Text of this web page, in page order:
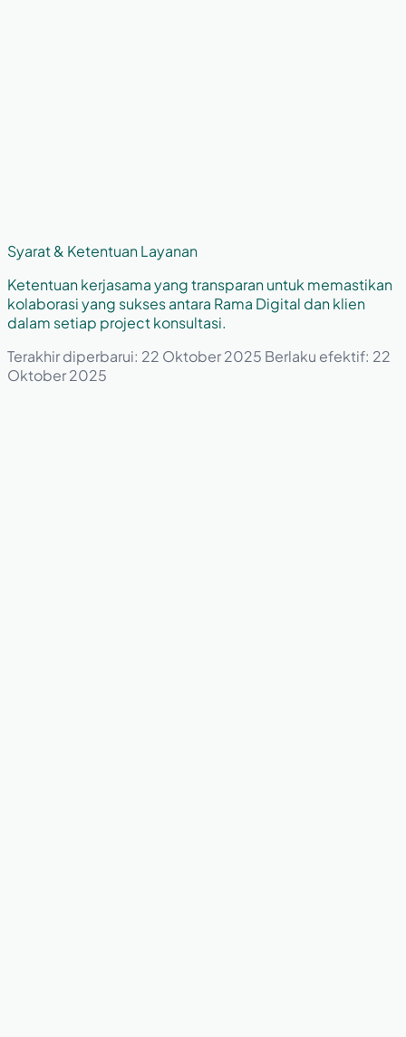
Syarat & Ketentuan Layanan
Ketentuan kerjasama yang transparan untuk memastikan
kolaborasi yang sukses antara Rama Digital dan klien
dalam setiap project konsultasi.
Terakhir diperbarui: 22 Oktober 2025 Berlaku efektif: 22
Oktober 2025